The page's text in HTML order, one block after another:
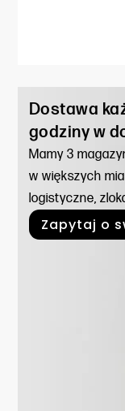
Dostawa
godziny w
Mamy 3
w większych
logistyczne,
Zapytaj o